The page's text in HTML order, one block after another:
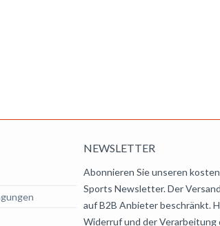
NEWSLETTER
Abonnieren Sie unseren
Sports Newsletter. Der
auf B2B Anbieter beschränkt.
Widerruf und der Verarbeitung